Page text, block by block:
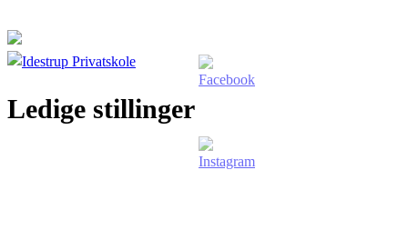
to
content
Idestrup Privatskole
Et godt sted at lære, et godt sted at være
Ledige stillinger